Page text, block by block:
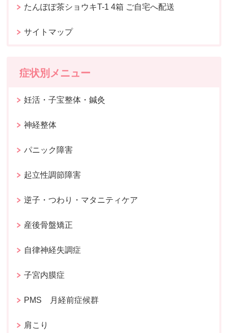
たんぽぽ茶ショウキT-1 4箱 ご自宅へ配送
サイトマップ
症状別メニュー
妊活・子宝整体・鍼灸
神経整体
パニック障害
起立性調節障害
逆子・つわり・マタニティケア
産後骨盤矯正
自律神経失調症
子宮内膜症
PMS 月経前症候群
肩こり